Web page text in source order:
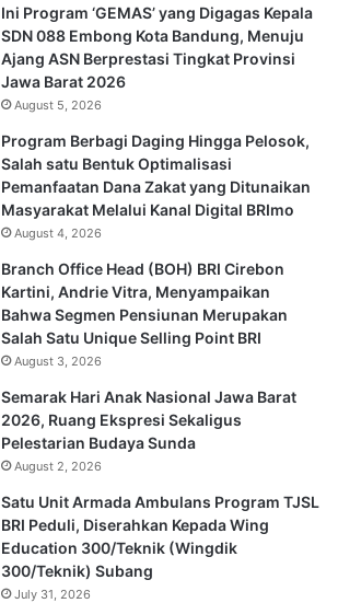
Ini Program ‘GEMAS’ yang Digagas Kepala
SDN 088 Embong Kota Bandung, Menuju
Ajang ASN Berprestasi Tingkat Provinsi
Jawa Barat 2026
August 5, 2026
Program Berbagi Daging Hingga Pelosok,
Salah satu Bentuk Optimalisasi
Pemanfaatan Dana Zakat yang Ditunaikan
Masyarakat Melalui Kanal Digital BRImo
August 4, 2026
Branch Office Head (BOH) BRI Cirebon
Kartini, Andrie Vitra, Menyampaikan
Bahwa Segmen Pensiunan Merupakan
Salah Satu Unique Selling Point BRI
August 3, 2026
Semarak Hari Anak Nasional Jawa Barat
2026, Ruang Ekspresi Sekaligus
Pelestarian Budaya Sunda
August 2, 2026
Satu Unit Armada Ambulans Program TJSL
BRI Peduli, Diserahkan Kepada Wing
Education 300/Teknik (Wingdik
300/Teknik) Subang
July 31, 2026